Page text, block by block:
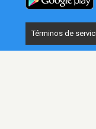
Términos de